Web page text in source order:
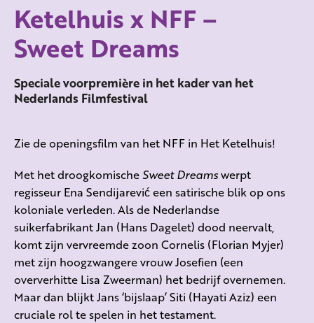
Ketelhuis x NFF –
Sweet Dreams
Speciale voorpremière in het kader van het
Nederlands Filmfestival
Zie de openingsfilm van het NFF in Het Ketelhuis!
Met het droogkomischeSweet Dreamswerpt
regisseur Ena Sendijarević een satirische blik op ons
koloniale verleden. Als de Nederlandse
suikerfabrikant Jan (Hans Dagelet) dood neervalt,
komt zijn vervreemde zoon Cornelis (Florian Myjer)
met zijn hoogzwangere vrouw Josefien (een
oververhitte Lisa Zweerman) het bedrijf overnemen.
Maar dan blijkt Jans ‘bijslaap’ Siti (Hayati Aziz) een
cruciale rol te spelen in het testament.